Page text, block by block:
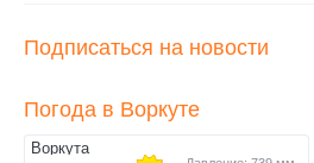
Подписаться на новости
Погода в Воркуте